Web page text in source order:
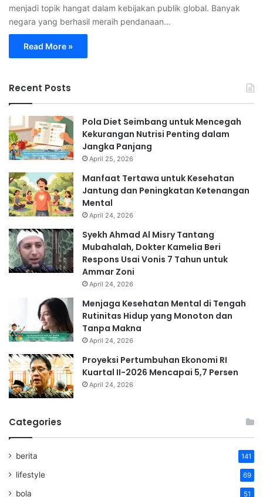
menjadi topik hangat dalam kebijakan publik global. Banyak
negara yang berhasil meraih pendanaan…
Read More »
Recent Posts
Pola Diet Seimbang untuk Mencegah
Kekurangan Nutrisi Penting dalam
Jangka Panjang
April 25, 2026
Manfaat Tertawa untuk Kesehatan
Jantung dan Peningkatan Ketenangan
Mental
April 24, 2026
Syekh Ahmad Al Misry Tantang
Mubahalah, Dokter Kamelia Beri
Respons Usai Vonis 7 Tahun untuk
Ammar Zoni
April 24, 2026
Menjaga Kesehatan Mental di Tengah
Rutinitas Hidup yang Monoton dan
Tanpa Makna
April 24, 2026
Proyeksi Pertumbuhan Ekonomi RI
Kuartal II-2026 Mencapai 5,7 Persen
April 24, 2026
Categories
berita 141
lifestyle 69
bola 51